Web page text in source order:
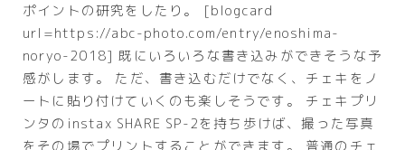
ポイントの研究をしたり。 [blogcard
url=https://abc-photo.com/entry/enoshima-
noryo-2018] 既にいろいろな書き込みができそうな予
感がします。 ただ、書き込むだけでなく、チェキをノ
ートに貼り付けていくのも楽しそうです。 チェキプリ
ンタのinstax SHARE SP-2を持ち歩けば、撮った写真
をその場でプリントすることができます。 普通のチェ